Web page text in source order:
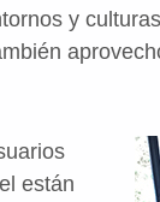
y
están